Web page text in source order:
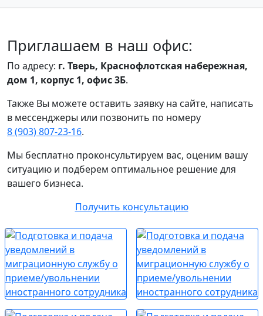
Приглашаем в наш офис:
По адресу: г. Тверь, Краснофлотская набережная,
дом 1, корпус 1, офис 3Б.
Также Вы можете оставить заявку на сайте, написать
в мессенджеры или позвонить по номеру
8 (903) 807‑23‑16.
Мы бесплатно проконсультируем вас, оценим вашу
ситуацию и подберем оптимальное решение для
вашего бизнеса.
Получить консультацию